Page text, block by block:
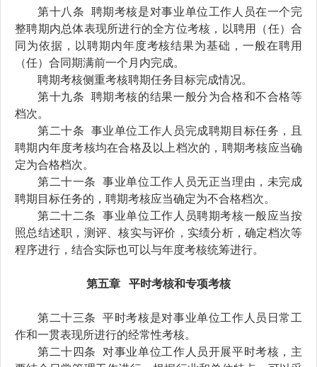
第十八 条 聘期考核是对事业单位工作人员在一个完
整聘期内总体表现所进行的全方位考核，以聘用（任）合
同为依据，以聘期 内年度考核结果为基础，一般在聘用
（任）合同期满前一个月内完成。
聘期考核侧重考核聘期任务目标完成情况。
第十九条 聘期考核的结果一般分为合格和不合格等
档次。
第二十条 事业单位工作人员完成聘期 目标任务 ，且
聘期 内年度考核均在合格及以上档次的 ，聘期考核应当确
定为合格档次。
第二十一条 事业单位工作人员无正当理由，未完成
聘期目标任务的 ，聘期考核应当确定为不合格档次。
第二十二条 事业单位工作人员聘期考核一般应当按
照总结述职，测评、核实与评价，实绩分析，确定档次等
程序进行 ， 结合实际也可以与年度考核统筹进行。
第五章 平时考核和专项考核
第二十三条 平时考核是对事业单位工作人员日常工
作和一贯表现所进行的经常性考核。
第二十 四条 对事业单位工作人员开展平时考核，主